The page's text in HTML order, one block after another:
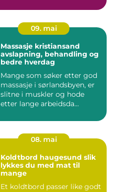
09. mai
Massasje kristiansand
avslapning, behandling og
bedre hverdag
Mange som søker etter god
massasje i sørlandsbyen, er
slitne i muskler og hode
etter lange arbeidsda...
08. mai
Koldtbord haugesund slik
lykkes du med mat til
mange
Et koldtbord passer like godt